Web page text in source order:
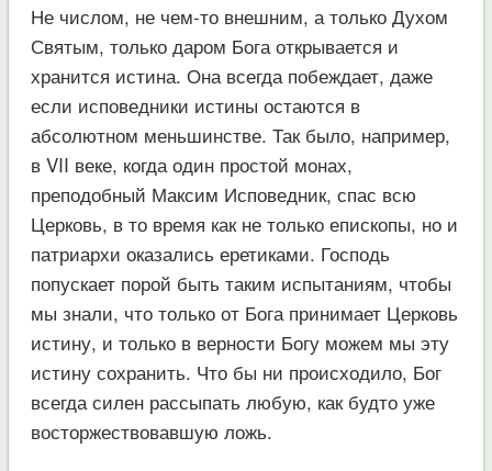
Не числом, не чем-то внешним, а только Духом
Святым, только даром Бога открывается и
хранится истина. Она всегда побеждает, даже
если исповедники истины остаются в
абсолютном меньшинстве. Так было, например,
в VII веке, когда один простой монах,
преподобный Максим Исповедник, спас всю
Церковь, в то время как не только епископы, но и
патриархи оказались еретиками. Господь
попускает порой быть таким испытаниям, чтобы
мы знали, что только от Бога принимает Церковь
истину, и только в верности Богу можем мы эту
истину сохранить. Что бы ни происходило, Бог
всегда силен рассыпать любую, как будто уже
восторжествовавшую ложь.